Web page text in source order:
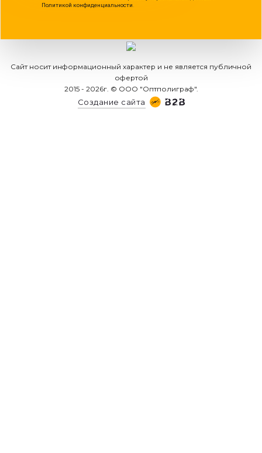
Политикой конфиденциальности
Сайт носит информационный характер и не является публичной
офертой
2015 - 2026г. © ООО "Оптполиграф".
Создание сайта